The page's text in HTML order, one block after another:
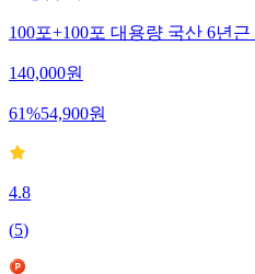
100포+100포 대용량 국산 6년
140,000원
61%54,900원
4.8
(5)